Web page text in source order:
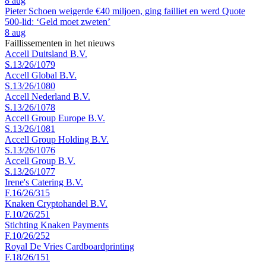
Pieter Schoen weigerde €40 miljoen, ging failliet en werd Quote
500-lid: ‘Geld moet zweten’
8 aug
Faillissementen in het nieuws
Accell Duitsland B.V.
S.13/26/1079
Accell Global B.V.
S.13/26/1080
Accell Nederland B.V.
S.13/26/1078
Accell Group Europe B.V.
S.13/26/1081
Accell Group Holding B.V.
S.13/26/1076
Accell Group B.V.
S.13/26/1077
Irene's Catering B.V.
F.16/26/315
Knaken Cryptohandel B.V.
F.10/26/251
Stichting Knaken Payments
F.10/26/252
Royal De Vries Cardboardprinting
F.18/26/151